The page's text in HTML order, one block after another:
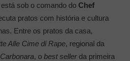
sob o comando do Chef
pratos com história e cultura
Entre os pratos da casa,
Alle Cime di Rape, regional da
, o best sellerda primeira